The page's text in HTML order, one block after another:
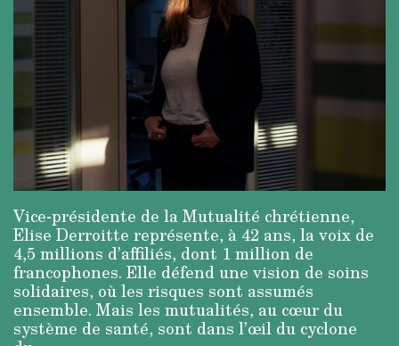
Vice-présidente de la Mutualité chrétienne,
Elise Derroitte représente, à 42 ans, la voix de
4,5 millions d’affiliés, dont 1 million de
francophones. Elle défend une vision de soins
solidaires, où les risques sont assumés
ensemble. Mais les mutualités, au cœur du
système de santé, sont dans l’œil du cyclone